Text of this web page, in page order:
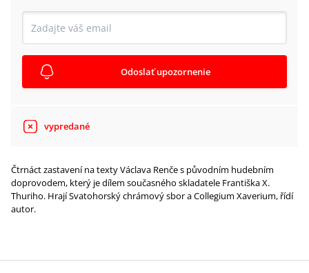
Odoslať upozornenie
vypredané
Čtrnáct zastavení na texty Václava Renče s původním hudebním
doprovodem, který je dílem současného skladatele Františka X.
Thuriho. Hrají Svatohorský chrámový sbor a Collegium Xaverium, řídí
autor.